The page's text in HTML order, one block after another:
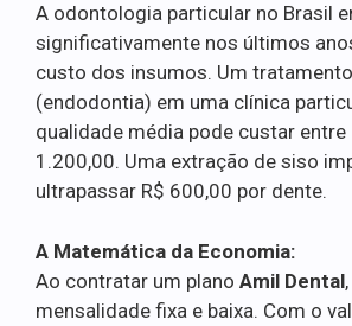
A odontologia particular no Brasil
significativamente nos últimos
custo dos insumos. Um
(endodontia) em uma clínica
qualidade média pode custar entre
1.200,00. Uma extração de siso
ultrapassar R$ 600,00 por dente.
A Matemática da Economia:
Ao contratar um plano Amil Dental
mensalidade fixa e baixa. Com o